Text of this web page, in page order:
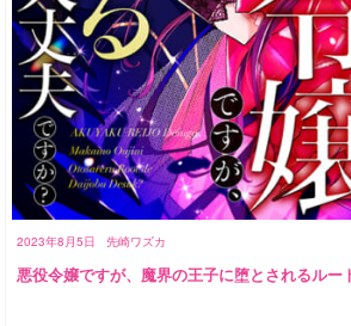
2023年8月5日 先崎ワズカ
悪役令嬢ですが、魔界の王子に堕とされるルー